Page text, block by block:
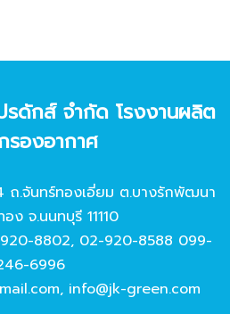
รดักส์ จํากัด โรงงานผลิต
รองอากาศ
ถ.จันทร์ทองเอี่ยม ต.บางรักพัฒนา
ง จ.นนทบุรี 11110
8802, 02-920-8588 099-
6996
, info@jk-green.com